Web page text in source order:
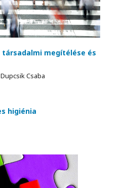
megítélése és
Csaba
higiénia